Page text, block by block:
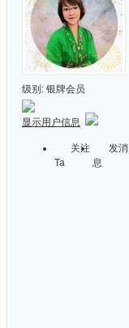
级别: 银牌会员
显示用户信息
关注
Ta
发消
息